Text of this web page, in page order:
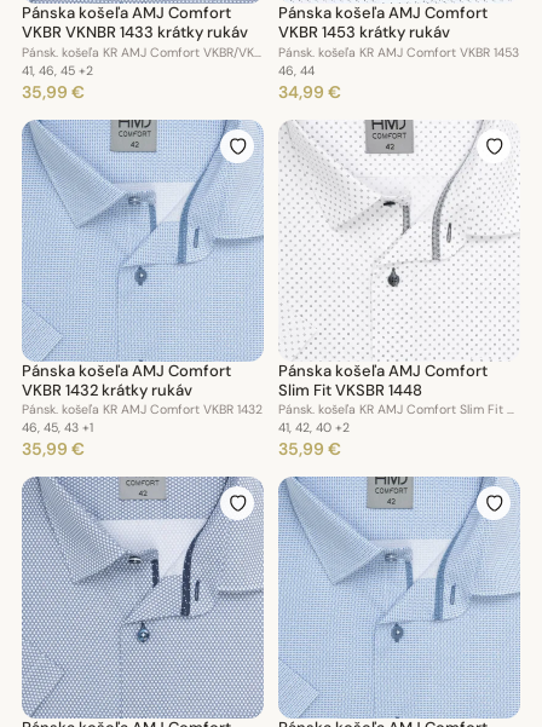
Pánska košeľa AMJ Comfort
VKBR VKNBR 1433 krátky rukáv
41, 46, 45 +2
35,99 €
Pánska košeľa AMJ Comfort
VKBR 1453 krátky rukáv
Pánsk. košeľa KR AMJ Comfort VKBR 1453
46, 44
34,99 €
Pánska košeľa AMJ Comfort
VKBR 1432 krátky rukáv
Pánsk. košeľa KR AMJ Comfort VKBR 1432
46, 45, 43 +1
35,99 €
Pánska košeľa AMJ Comfort
Slim Fit VKSBR 1448
Pánsk. košeľa KR AMJ Comfort Slim Fit VKSBR 1448
41, 42, 40 +2
35,99 €